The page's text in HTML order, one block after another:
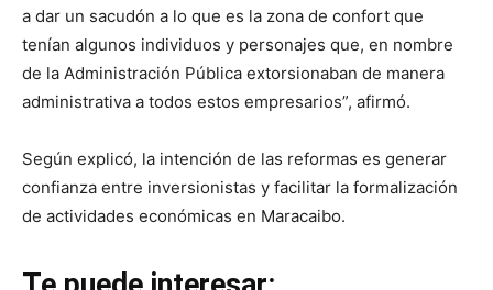
a dar un sacudón a lo que es la zona de confort que
tenían algunos individuos y personajes que, en nombre
de la Administración Pública extorsionaban de manera
administrativa a todos estos empresarios”, afirmó.
Según explicó, la intención de las reformas es generar
confianza entre inversionistas y facilitar la formalización
de actividades económicas en Maracaibo.